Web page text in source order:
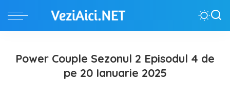
Power Couple Sezonul 2 Episodul 4 de
pe 20 Ianuarie 2025